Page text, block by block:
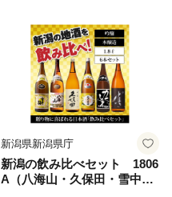
uper dry 11回 缶ビール 缶 ギ
フト 内祝い 茨城県守谷市 送
料無料
新潟県新潟県庁
新潟の飲み比べセット 1806
A（八海山・久保田・雪中